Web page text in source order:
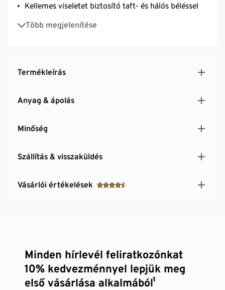
Kellemes viseletet biztosító taft- és hálós béléssel
Több megjelenítése
Rejtett cipzár a gombos szélvédő szegély mögött
A kétutas cipzár kellően szabad mozgásról
Az ujjvég patentgombbal
Termékleírás
Anyag & ápolás
Minőség
Szállítás & visszaküldés
Vásárlói értékelések
Minden hírlevél feliratkozónkat
10% kedvezménnyel lepjük meg
első vásárlása alkalmából¹